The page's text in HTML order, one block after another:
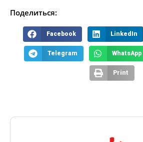
Поделиться:
Facebook LinkedIn
Telegram WhatsApp
Print